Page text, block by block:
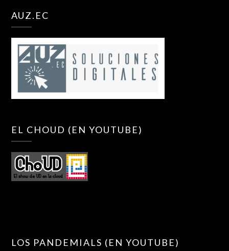
AUZ.EC
EL CHOUD (EN YOUTUBE)
LOS PANDEMIALS (EN YOUTUBE)